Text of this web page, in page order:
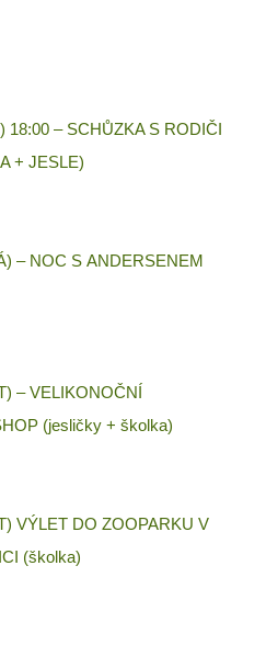
18:00 – SCHŮZKA S RODIČI
+ JESLE)
– NOC S ANDERSENEM
– VELIKONOČNÍ
(jesličky + školka)
VÝLET DO ZOOPARKU V
(školka)